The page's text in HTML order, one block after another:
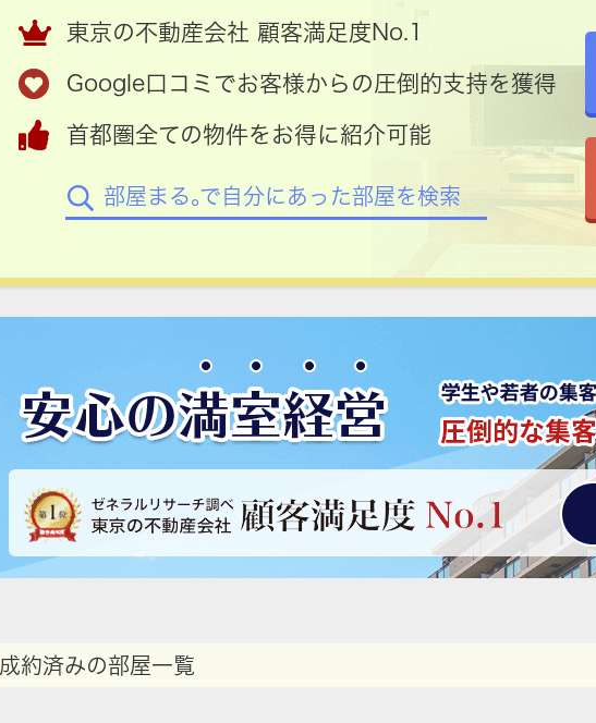
東京の不動産会社 顧客満足度No.1
Google口コミでお客様からの圧倒的支持を獲得
首都圏全ての物件をお得に紹介可能
部屋まる。で自分にあった部屋を検索
成約済みの部屋一覧